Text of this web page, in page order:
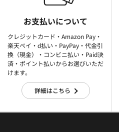
お支払いについて
クレジットカード・Amazon Pay・
楽天ぺイ・d払い・PayPay・代金引
換（現金）・コンビニ払い・Paid決
済・ポイント払いからお選びいただ
けます。
詳細はこちら